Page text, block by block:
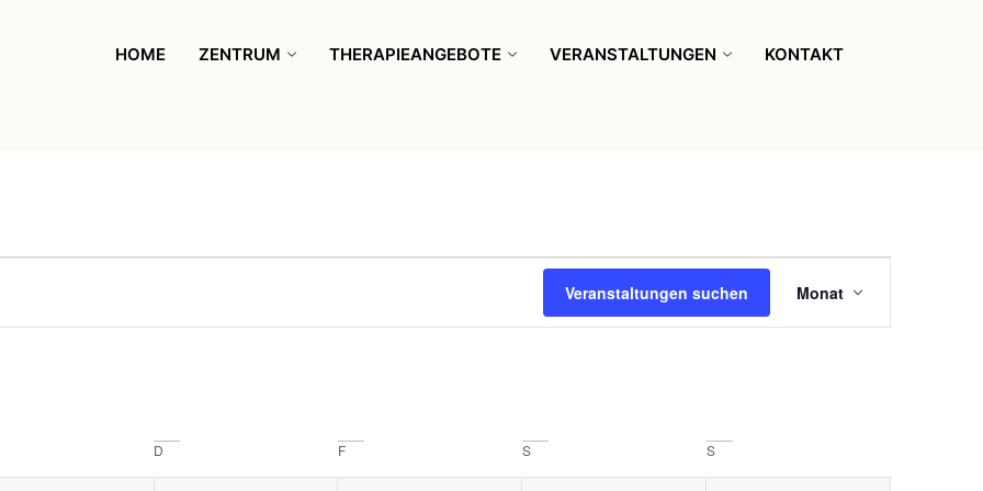
HOME ZENTRUM THERAPIEANGEBOTE VERANSTALTUNGEN KONTAKT
Veranstaltungen suchen Monat
D F S S